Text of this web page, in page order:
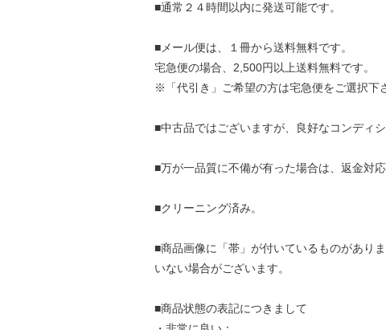
■通常２４時間以内に発送可能です。
■メール便は、１冊から送料無料です。
宅急便の場合、2,500円以上送料無料です。
※「代引き」ご希望の方は宅急便をご選択下
■中古品ではございますが、良好なコンディシ
■万が一品質に不備が有った場合は、返金対応
■クリーニング済み。
■商品画像に「帯」が付いているものがあり
いない場合がございます。
■商品状態の表記につきまして